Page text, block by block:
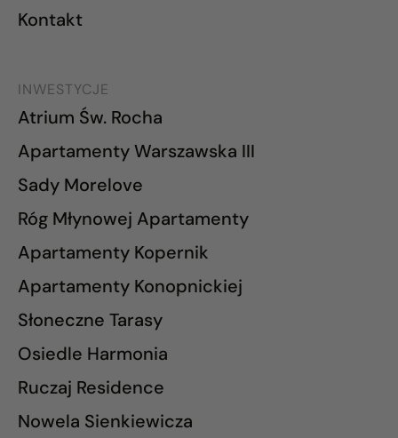
Kontakt
INWESTYCJE
Atrium Św. Rocha
Apartamenty Warszawska III
Sady Morelove
Róg Młynowej Apartamenty
Apartamenty Kopernik
Apartamenty Konopnickiej
Słoneczne Tarasy
Osiedle Harmonia
Ruczaj Residence
Nowela Sienkiewicza